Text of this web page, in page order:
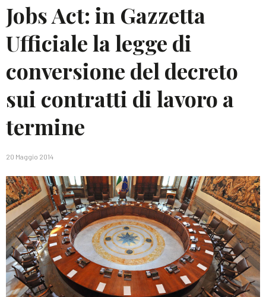
Jobs Act: in Gazzetta
Ufficiale la legge di
conversione del decreto
sui contratti di lavoro a
termine
20 Maggio 2014